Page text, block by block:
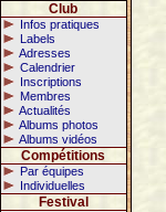
Club
Infos pratiques
Labels
Adresses
Calendrier
Inscriptions
Membres
Actualités
Albums photos
Albums vidéos
Compétitions
Par équipes
Individuelles
Festival